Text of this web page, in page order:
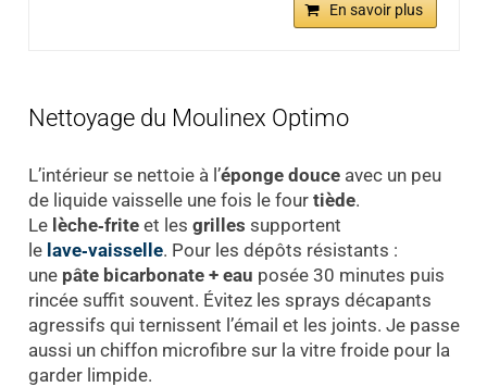
En savoir plus
Nettoyage du Moulinex Optimo
L’intérieur se nettoie à l’éponge douceavec un peu
de liquide vaisselle une fois le four tiède.
Le lèche‑friteet les grilles supportent
le lave‑vaisselle. Pour les dépôts résistants :
une pâte bicarbonate + eau posée 30 minutes puis
rincée suffit souvent. Évitez les sprays décapants
agressifs qui ternissent l’émail et les joints. Je passe
aussi un chiffon microfibre sur la vitre froide pour la
garder limpide.